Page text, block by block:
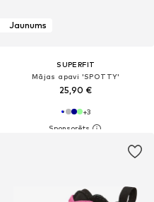
Jaunums
SUPERFIT
Mājas apavi 'SPOTTY'
25,90 €
+3